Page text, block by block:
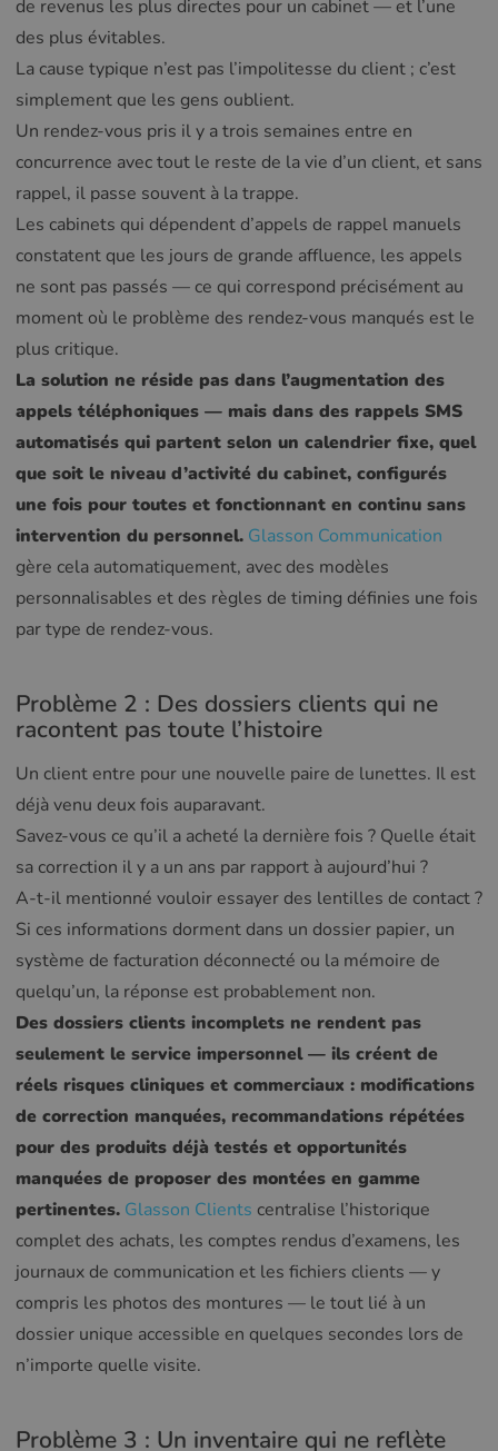
de revenus les plus directes pour un cabinet — et l’une
des plus évitables.
La cause typique n’est pas l’impolitesse du client ; c’est
simplement que les gens oublient.
Un rendez-vous pris il y a trois semaines entre en
concurrence avec tout le reste de la vie d’un client, et sans
rappel, il passe souvent à la trappe.
Les cabinets qui dépendent d’appels de rappel manuels
constatent que les jours de grande affluence, les appels
ne sont pas passés — ce qui correspond précisément au
moment où le problème des rendez-vous manqués est le
plus critique.
La solution ne réside pas dans l’augmentation des
appels téléphoniques — mais dans des rappels SMS
automatisés qui partent selon un calendrier fixe, quel
que soit le niveau d’activité du cabinet, configurés
une fois pour toutes et fonctionnant en continu sans
intervention du personnel. Glasson Communication
gère cela automatiquement, avec des modèles
personnalisables et des règles de timing définies une fois
par type de rendez-vous.
Problème 2 : Des dossiers clients qui ne
racontent pas toute l’histoire
Un client entre pour une nouvelle paire de lunettes. Il est
déjà venu deux fois auparavant.
Savez-vous ce qu’il a acheté la dernière fois ? Quelle était
sa correction il y a un ans par rapport à aujourd’hui ?
A-t-il mentionné vouloir essayer des lentilles de contact ?
Si ces informations dorment dans un dossier papier, un
système de facturation déconnecté ou la mémoire de
quelqu’un, la réponse est probablement non.
Des dossiers clients incomplets ne rendent pas
seulement le service impersonnel — ils créent de
réels risques cliniques et commerciaux : modifications
de correction manquées, recommandations répétées
pour des produits déjà testés et opportunités
manquées de proposer des montées en gamme
pertinentes. Glasson Clients centralise l’historique
complet des achats, les comptes rendus d’examens, les
journaux de communication et les fichiers clients — y
compris les photos des montures — le tout lié à un
dossier unique accessible en quelques secondes lors de
n’importe quelle visite.
Problème 3 : Un inventaire qui ne reflète